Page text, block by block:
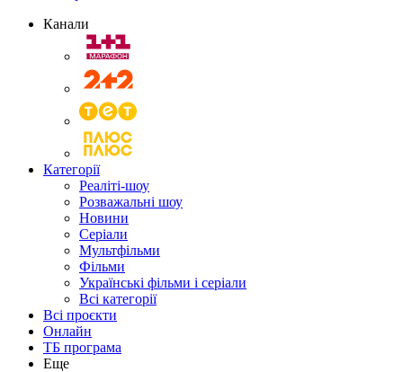
Канали
Категорії
Реаліті-шоу
Розважальні шоу
Новини
Серіали
Мультфільми
Фільми
Українські фільми і серіали
Всі категорії
Всі проєкти
Онлайн
ТБ програма
Еще